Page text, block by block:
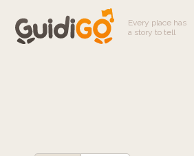
Every place has
a story to tell